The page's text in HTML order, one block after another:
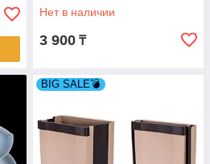
Нет в наличии
3 900 ₸
BIG SALE💣